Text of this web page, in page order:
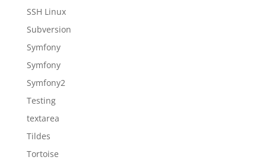
SSH Linux
Subversion
Symfony
Symfony
Symfony2
Testing
textarea
Tildes
Tortoise